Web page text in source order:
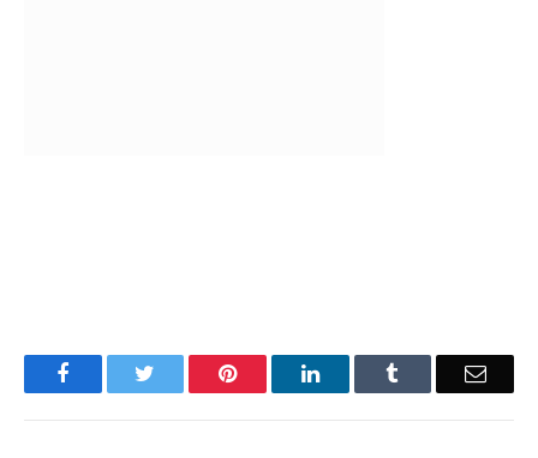
Facebook Pinterest LinkedIn Email